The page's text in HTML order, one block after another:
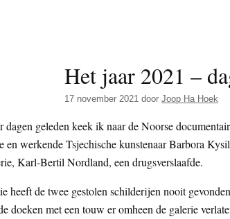
Het jaar 2021 –
17 november 2021 door Joop Ha Hoek
dagen geleden keek ik naar de Noorse
en werkende Tsjechische kunstenaar Barbora
Karl-Bertil Nordland, een drugsverslaafde.
heeft de twee gestolen schilderijen nooit
doeken met een touw er omheen de galerie